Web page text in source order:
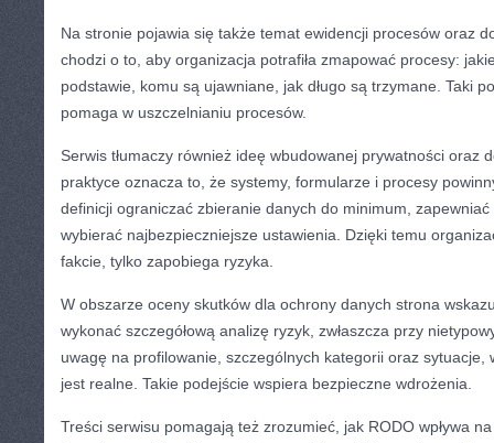
Na stronie pojawia się także temat ewidencji procesów oraz
chodzi o to, aby organizacja potrafiła zmapować procesy:
podstawie, komu są ujawniane, jak długo są trzymane. Taki
pomaga w uszczelnianiu procesów.
Serwis tłumaczy również ideę wbudowanej prywatności oraz
praktyce oznacza to, że systemy, formularze i procesy
definicji ograniczać zbieranie danych do minimum,
wybierać najbezpieczniejsze ustawienia. Dzięki temu
fakcie, tylko zapobiega ryzyka.
W obszarze oceny skutków dla ochrony danych strona
wykonać szczegółową analizę ryzyk, zwłaszcza przy
uwagę na profilowanie, szczególnych kategorii oraz sytuacje,
jest realne. Takie podejście wspiera bezpieczne wdrożenia.
Treści serwisu pomagają też zrozumieć, jak RODO wpływa